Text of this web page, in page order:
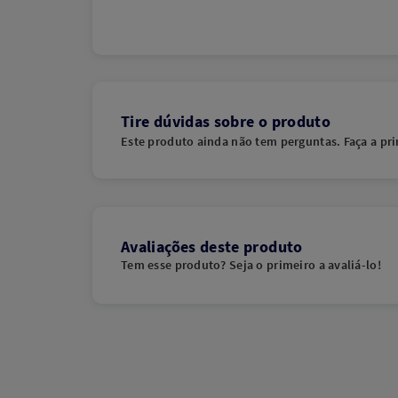
Tire dúvidas sobre o produto
Este produto ainda não tem perguntas. Faça a
Avaliações deste produto
Tem esse produto? Seja o primeiro a avaliá-lo!